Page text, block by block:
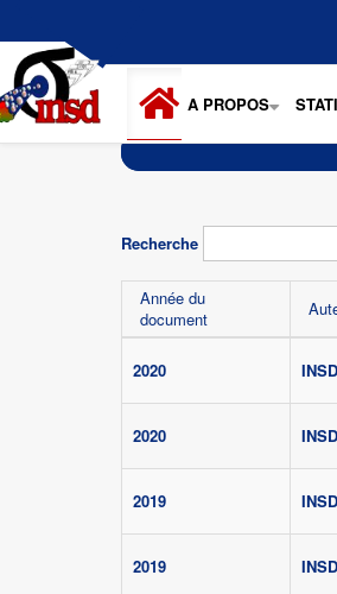
contenu
principal
+
A PROPOS
Recherche
Année du
document
2020
2020
2019
2019